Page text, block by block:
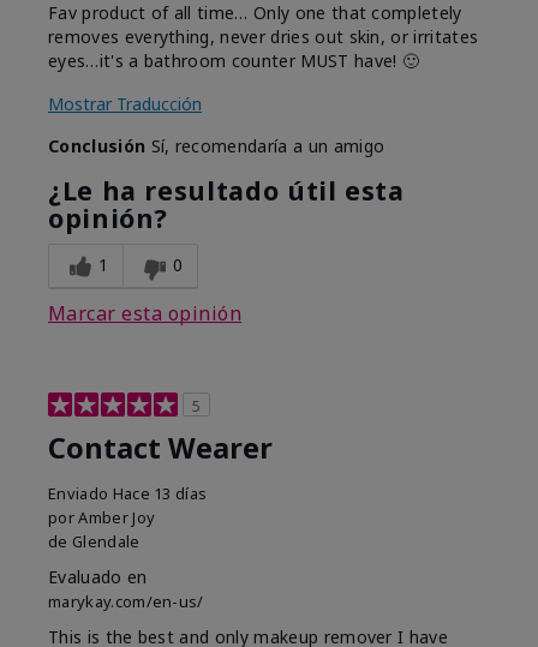
Fav product of all time… Only one that completely
removes everything, never dries out skin, or irritates
eyes…it's a bathroom counter MUST have! 🙂
Mostrar Traducción
Conclusión Sí, recomendaría a un amigo
¿Le ha resultado útil esta
opinión?
1 0
Marcar esta opinión
5
Contact Wearer
Enviado Hace 13 días
porAmber Joy
de Glendale
Evaluado en
marykay.com/en-us/
This is the best and only makeup remover I have